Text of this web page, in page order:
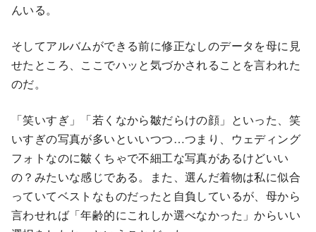
んいる。
そしてアルバムができる前に修正なしのデータを母に見
せたところ、ここでハッと気づかされることを言われた
のだ。
「笑いすぎ」「若くなから皺だらけの顔」といった、笑
いすぎの写真が多いといいつつ…つまり、ウェディング
フォトなのに皺くちゃで不細工な写真があるけどいい
の？みたいな感じである。また、選んだ着物は私に似合
っていてベストなものだったと自負しているが、母から
言わせれば「年齢的にこれしか選べなかった」からいい